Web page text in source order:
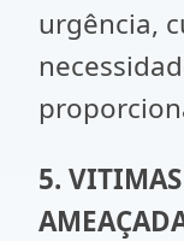
urgência,
5.